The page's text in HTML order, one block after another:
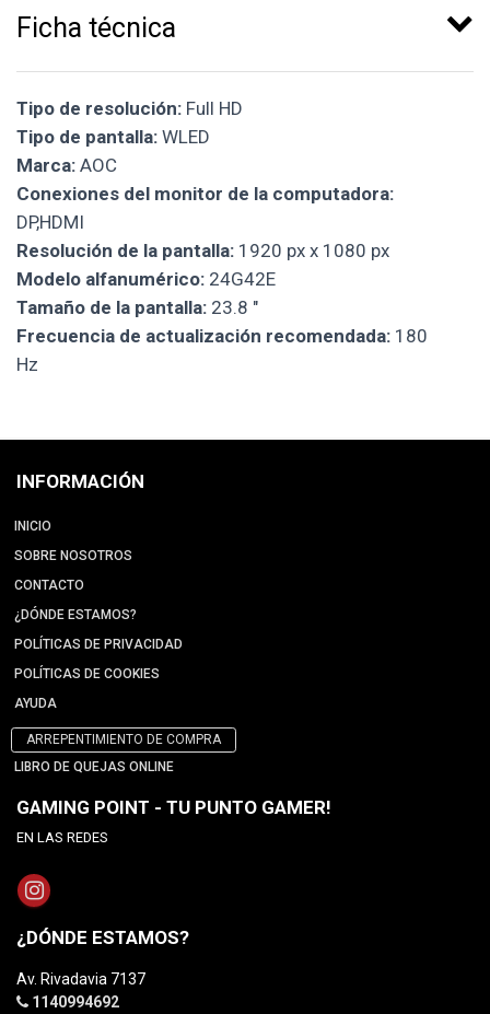
Ficha técnica
Tipo de resolución: Full HD
Tipo de pantalla: WLED
Marca: AOC
Conexiones del monitor de la computadora:
DP,HDMI
Resolución de la pantalla: 1920 px x 1080 px
Modelo alfanumérico: 24G42E
Tamaño de la pantalla: 23.8 "
Frecuencia de actualización recomendada: 180
Hz
INFORMACIÓN
INICIO
SOBRE NOSOTROS
CONTACTO
¿DÓNDE ESTAMOS?
POLÍTICAS DE PRIVACIDAD
POLÍTICAS DE COOKIES
AYUDA
ARREPENTIMIENTO DE COMPRA
LIBRO DE QUEJAS ONLINE
GAMING POINT - TU PUNTO GAMER!
EN LAS REDES
¿DÓNDE ESTAMOS?
Av. Rivadavia 7137
1140994692